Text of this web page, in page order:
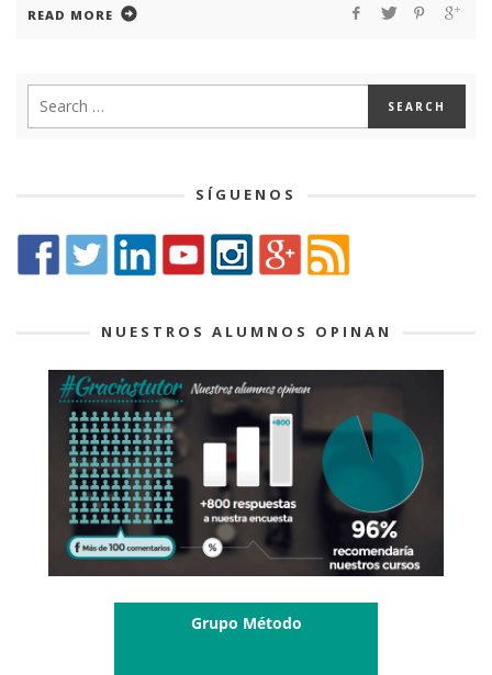
READ MORE
SÍGUENOS
NUESTROS ALUMNOS OPINAN